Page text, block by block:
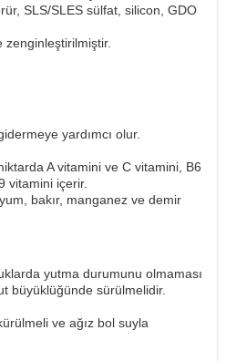
SLS/SLES sülfat, silicon, GDO
zenginleştirilmiştir.
yardımcı olur.
A vitamini ve C vitamini, B6
vitamini içerir.
bakır, manganez ve demir
yutma durumunu olmaması
büyüklüğünde sürülmelidir.
ve ağız bol suyla